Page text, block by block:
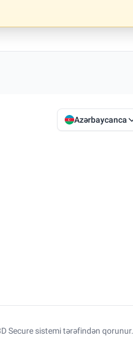
Azərbaycanca
Secure sistemi tərəfindən qorunur.